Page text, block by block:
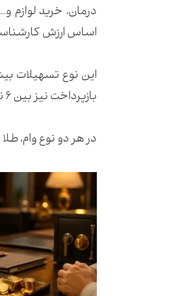
اساس ارزش کارشناسی طلا، تا سقف ۷۰ یا حتی
این نوع تسهیلات
بازپرداخت نیز بین ۶ تا ۲۴ ماه متغیر است.
در هر دو نوع وام،